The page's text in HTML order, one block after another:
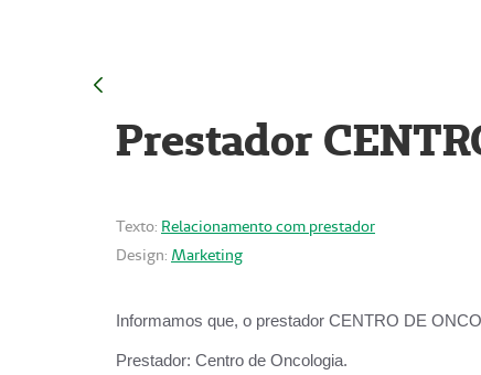
Prestador
Texto: Relacionamento com prestador
Design: Marketing
Informamos que, o prestador CENTRO DE
Prestador: Centro de Oncologia.